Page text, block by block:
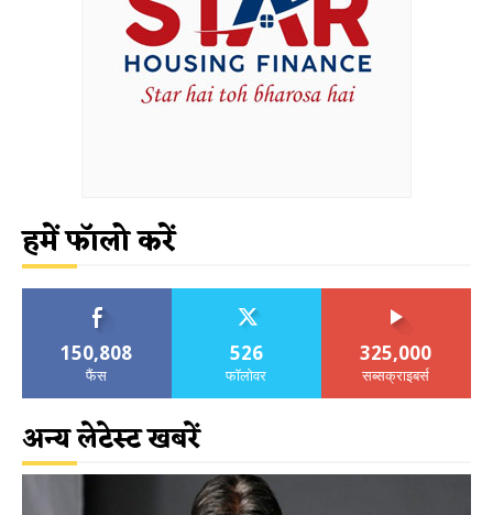
हमें फॉलो करें
150,808
फैंस
526
फॉलोवर
325,000
सब्सक्राइबर्स
अन्य लेटेस्ट खबरें